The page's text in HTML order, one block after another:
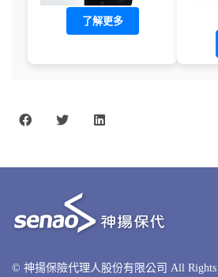
了解更多
© 神揚保險代理人股份有限公司 All Rights